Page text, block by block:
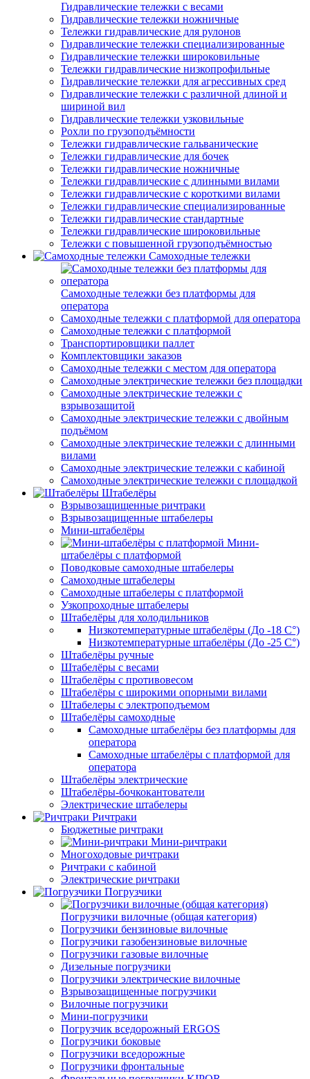
Гидравлические тележки с весами
Гидравлические тележки ножничные
Тележки гидравлические для рулонов
Гидравлические тележки специализированные
Гидравлические тележки широковильные
Тележки гидравлические низкопрофильные
Гидравлические тележки для агрессивных сред
Гидравлические тележки с различной длиной и
шириной вил
Гидравлические тележки узковильные
Рохли по грузоподъёмности
Тележки гидравлические гальванические
Тележки гидравлические для бочек
Тележки гидравлические ножничные
Тележки гидравлические с длинными вилами
Тележки гидравлические с короткими вилами
Тележки гидравлические специализированные
Тележки гидравлические стандартные
Тележки гидравлические широковильные
Тележки с повышенной грузоподъёмностью
Самоходные тележки
Самоходные тележки без платформы для
оператора
Самоходные тележки с платформой для оператора
Самоходные тележки с платформой
Транспортировщики паллет
Комплектовщики заказов
Самоходные тележки с местом для оператора
Самоходные электрические тележки без площадки
Самоходные электрические тележки с
взрывозащитой
Самоходные электрические тележки с двойным
подъёмом
Самоходные электрические тележки с длинными
вилами
Самоходные электрические тележки с кабиной
Самоходные электрические тележки с площадкой
Штабелёры
Взрывозащищенные ричтраки
Взрывозащищенные штабелеры
Мини-штабелёры
Мини-
штабелёры с платформой
Поводковые самоходные штабелеры
Самоходные штабелеры
Самоходные штабелеры с платформой
Узкопроходные штабелеры
Штабелёры для холодильников
Низкотемпературные штабелёры (До -18 C°)
Низкотемпературные штабелёры (До -25 C°)
Штабелёры ручные
Штабелёры с весами
Штабелёры с противовесом
Штабелёры с широкими опорными вилами
Штабелеры с электроподъемом
Штабелёры самоходные
Самоходные штабелёры без платформы для
оператора
Самоходные штабелёры с платформой для
оператора
Штабелёры электрические
Штабелёры-бочкокантователи
Электрические штабелеры
Ричтраки
Бюджетные ричтраки
Мини-ричтраки
Многоходовые ричтраки
Ричтраки с кабиной
Электрические ричтраки
Погрузчики
Погрузчики вилочные (общая категория)
Погрузчики бензиновые вилочные
Погрузчики газобензиновые вилочные
Погрузчики газовые вилочные
Дизельные погрузчики
Погрузчики электрические вилочные
Взрывозащищенные погрузчики
Вилочные погрузчики
Мини-погрузчики
Погрузчик вседорожный ERGOS
Погрузчики боковые
Погрузчики вседорожные
Погрузчики фронтальные